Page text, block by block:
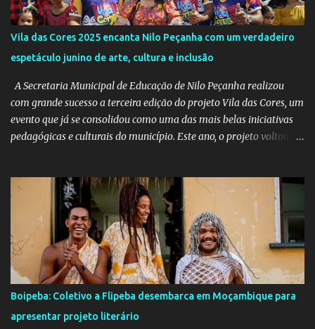
Vila das Cores 2025 encanta Nilo Peçanha com um verdadeiro
espetáculo junino de arte, cultura e inclusão
A Secretaria Municipal de Educação de Nilo Peçanha realizou
com grande sucesso a terceira edição do projeto Vila das Cores, um
evento que já se consolidou como uma das mais belas iniciativas
pedagógicas e culturais do município. Este ano, o projeto voltou a
criatividade e tradição. Entre os dias 16 e 18 de junho, o clima
junino tomou conta das comunidades de Barra dos Carvalhos e
São Francisco, passando por São Benedito e encerrando com
grande estilo na sede do município. Em cada local, os alunos
deram um verdadeiro show de participação e animação, com
apresentações marcadas por muito forró, cores vibrantes, danças
típicas, encenações e um forte espírito de celebração. O projeto é
mais do que uma atividade cultural: é um movimento educativo e
social que une arte, identidade e inclusão. Com o apoio irrestrito
Boipeba: Coletivo a Flipeba desembarca em Moçambique para
apresentar projeto literário